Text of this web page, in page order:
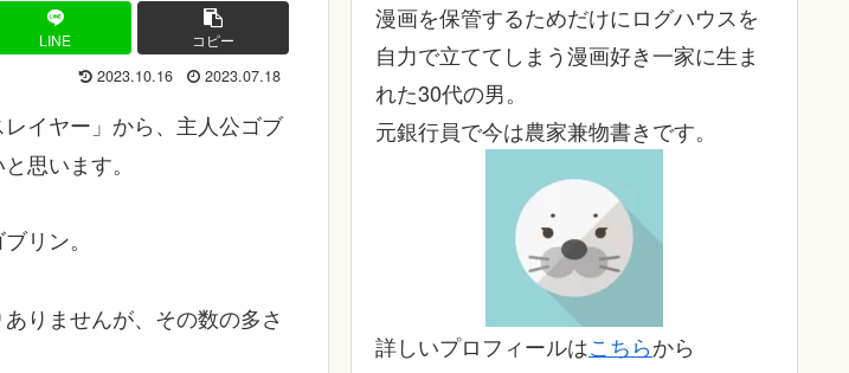
LINE コピー
2023.10.16 2023.07.18
イヤー」から、主人公ゴブ
思います。
リン。
りませんが、その数の多さ
漫画を保管するためだけにログハウスを
自力で立ててしまう漫画好き一家に生ま
れた30代の男。
元銀行員で今は農家兼物書きです。
詳しいプロフィールはこちらから